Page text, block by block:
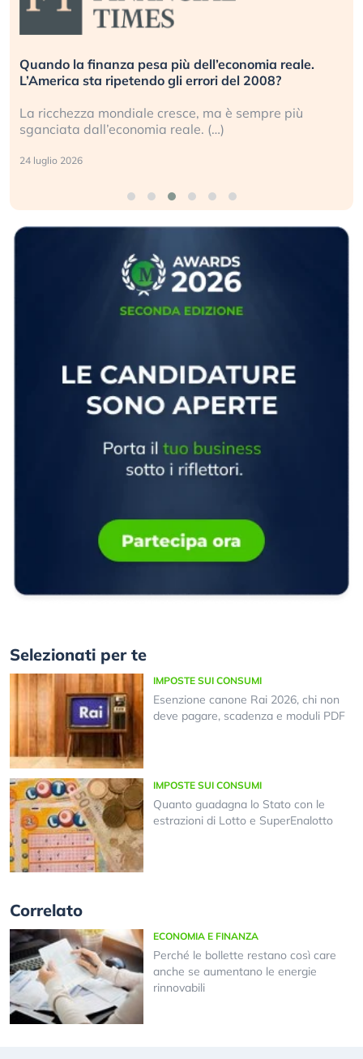
Quando la finanza pesa più dell’economia reale.
L’America sta ripetendo gli errori del 2008?
La ricchezza mondiale cresce, ma è sempre più
sganciata dall’economia reale. (…)
24 luglio 2026
Selezionati per te
IMPOSTE SUI CONSUMI
Esenzione canone Rai 2026, chi non
deve pagare, scadenza e moduli PDF
IMPOSTE SUI CONSUMI
Quanto guadagna lo Stato con le
estrazioni di Lotto e SuperEnalotto
Correlato
ECONOMIA E FINANZA
Perché le bollette restano così care
anche se aumentano le energie
rinnovabili